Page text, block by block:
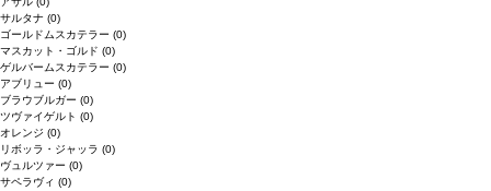
サルタナ (0)
ゴールドムスカテラー (0)
マスカット・ゴルド (0)
ゲルバームスカテラー (0)
アブリュー (0)
ブラウブルガー (0)
ツヴァイゲルト (0)
オレンジ (0)
リボッラ・ジャッラ (0)
ヴュルツァー (0)
サペラヴィ (0)